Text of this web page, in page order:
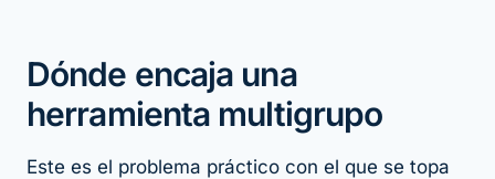
Dónde encaja una
herramienta multigrupo
Este es el problema práctico con el que se topa